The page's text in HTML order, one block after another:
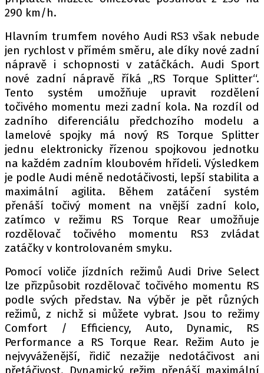
ETICKÝ KODEX
KONTAKT
VYDAVATEL
INZERCE
OSOBNÍ ÚDAJE / COOKIES
Provozovatelem serveru autoroad.cz je
INCORP MEDIA GROUP s.r.o., IČ: 118 23 054
290 km/h.
Hlavním trumfem nového Audi RS3 však nebude
jen rychlost v přímém směru, ale díky nové zadní
nápravě i schopnosti v zatáčkách. Audi Sport
nové zadní nápravě říká „RS Torque Splitter“.
Tento systém umožňuje upravit rozdělení
točivého momentu mezi zadní kola. Na rozdíl od
zadního diferenciálu předchozího modelu a
lamelové spojky má nový RS Torque Splitter
jednu elektronicky řízenou spojkovou jednotku
na každém zadním kloubovém hřídeli. Výsledkem
je podle Audi méně nedotáčivosti, lepší stabilita a
maximální agilita. Během zatáčení systém
přenáší točivý moment na vnější zadní kolo,
zatímco v režimu RS Torque Rear umožňuje
rozdělovač točivého momentu RS3 zvládat
zatáčky v kontrolovaném smyku.
Pomocí voliče jízdních režimů Audi Drive Select
lze přizpůsobit rozdělovač točivého momentu RS
podle svých představ. Na výběr je pět různých
režimů, z nichž si můžete vybrat. Jsou to režimy
Comfort / Efficiency, Auto, Dynamic, RS
Performance a RS Torque Rear. Režim Auto je
nejvyváženější, řidič nezažije nedotáčivost ani